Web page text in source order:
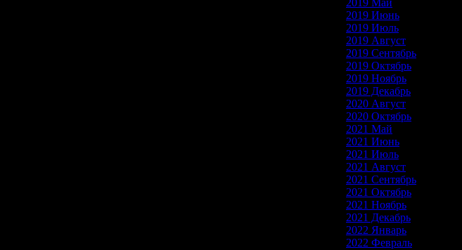
2019 Май
2019 Июнь
2019 Июль
2019 Август
2019 Сентябрь
2019 Октябрь
2019 Ноябрь
2019 Декабрь
2020 Август
2020 Октябрь
2021 Май
2021 Июнь
2021 Июль
2021 Август
2021 Сентябрь
2021 Октябрь
2021 Ноябрь
2021 Декабрь
2022 Январь
2022 Февраль